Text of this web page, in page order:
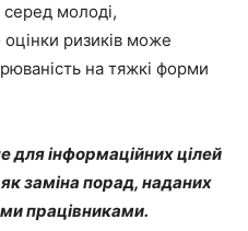
молоді,
оцінки ризиків може
на тяжкі форми
для інформаційних цілей
заміна порад, наданих
працівниками.